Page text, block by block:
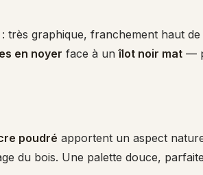
: très graphique, franchement haut de
en noyer face à unîlot noir mat —
poudré apportent un aspect
du bois. Une palette douce,